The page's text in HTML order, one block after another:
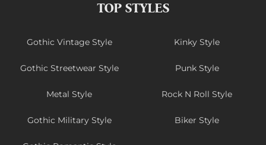
TOP STYLES
Gothic Vintage Style Kinky Style
Gothic Streetwear Style Punk Style
Metal Style Rock N Roll Style
Gothic Military Style Biker Style